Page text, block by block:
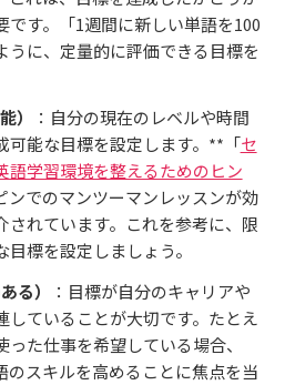
です。「1週間に新しい単語を100
うに、定量的に評価できる目標を
）
：自分の現在のレベルや時間
可能な目標を設定します。**「セ
語学習環境を整えるためのヒン
ンでのマンツーマンレッスンが効
されています。これを参考に、限
標を設定しましょう。
る）
：目標が自分のキャリアや
していることが大切です。たとえ
た仕事を希望している場合、
のスキルを高めることに焦点を当